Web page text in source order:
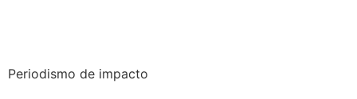
Periodismo de impacto